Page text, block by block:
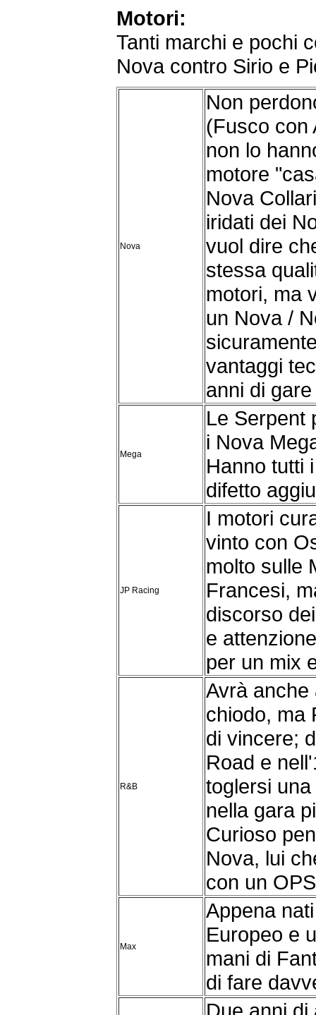
Motori:
Tanti marchi e pochi
Nova contro Sirio e
Nova
Non
(Fusco con
non lo
motore
Nova
iridati dei
vuol dire
stessa
motori, ma
un Nova /
vantaggi
anni di
Mega
Le Serpent
i Nova
Hanno tutti
difetto
JP Racing
I motori
vinto con
molto sulle
Francesi,
discorso
e
per un mix
R&B
Avrà anche
chiodo, ma
di vincere;
Road e
toglersi
nella gara
Curioso
Nova, lui
con un
Max
Appena
Europeo e
mani di
di fare